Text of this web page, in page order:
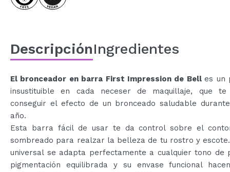
OUTLET
PRÓXIMAMENTE
DescripciónIngredientes
El bronceador en barra First Impression de Belles un
insustituible en cada neceser de maquillaje, que te
conseguir el efecto de un bronceado saludable
año.
Esta barra fácil de usar te da control sobre el
sombreado para realzar la belleza de tu rostro y
universal se adapta perfectamente a cualquier tono de
pigmentación equilibrada y su envase funcional